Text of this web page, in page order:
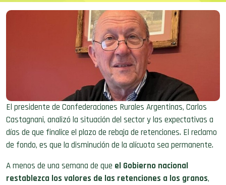
El presidente de Confederaciones Rurales Argentinas, Carlos
Castagnani, analizó la situación del sector y las expectativas a
días de que finalice el plazo de rebaja de retenciones. El reclamo
de fondo, es que la disminución de la alícuota sea permanente.
A menos de una semana de que el Gobierno nacional
restablezca los valores de las retenciones a los granos,